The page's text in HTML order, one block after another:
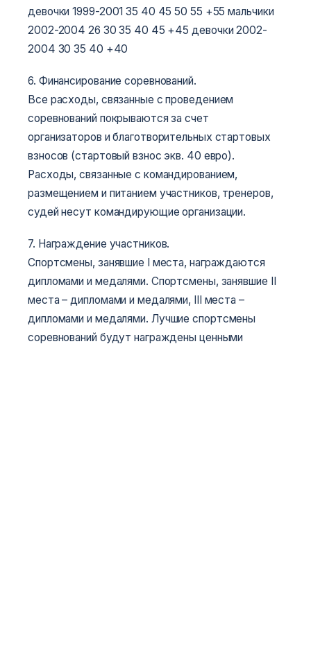
девочки 1999-2001 35 40 45 50 55 +55 мальчики
2002-2004 26 30 35 40 45 +45 девочки 2002-
2004 30 35 40 +40
6. Финансирование соревнований.
Все расходы, связанные с проведением
соревнований покрываются за счет
организаторов и благотворительных стартовых
взносов (стартовый взнос экв. 40 евро).
Расходы, связанные с командированием,
размещением и питанием участников, тренеров,
судей несут командирующие организации.
7. Награждение участников.
Спортсмены, занявшие I места, награждаются
дипломами и медалями. Спортсмены, занявшие II
места – дипломами и медалями, III места –
дипломами и медалями. Лучшие спортсмены
соревнований будут награждены ценными